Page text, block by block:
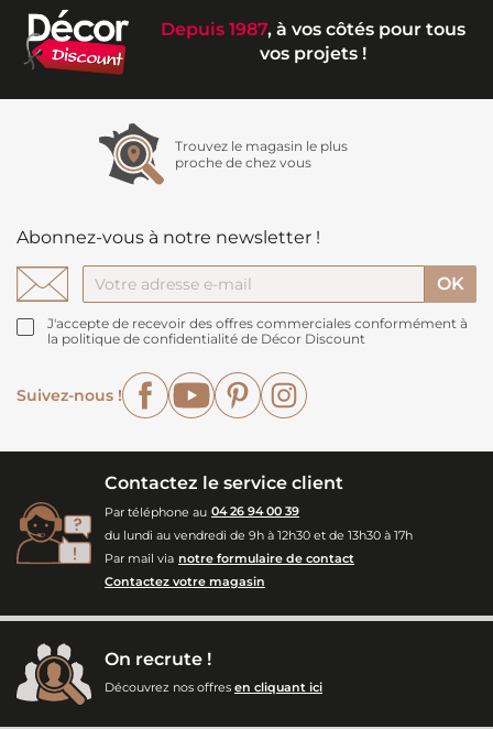
Depuis 1987, à vos côtés pour tous
vos projets !
Trouvez le magasin le plus
proche de chez vous
Abonnez-vous à notre newsletter !
J'accepte de recevoir des offres commerciales conformément à
la politique de confidentialité de Décor Discount
Suivez-nous !
FacebookYouTubePinterest
Contactez le service client
Par téléphone au 04 26 94 00 39
du lundi au vendredi de 9h à 12h30 et de 13h30 à 17h
Par mail via notre formulaire de contact
Contactez votre magasin
On recrute !
Découvrez nos offres en cliquant ici